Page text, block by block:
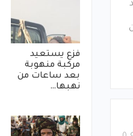
فزع يستعيد
مركبة منهوبة
بعد ساعات من
نهبها…